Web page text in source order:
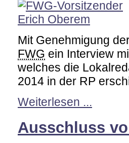
Mit Genehmigung
FWG ein Interview
welches die
2014 in der RP
Weiterlesen ...
Ausschluss